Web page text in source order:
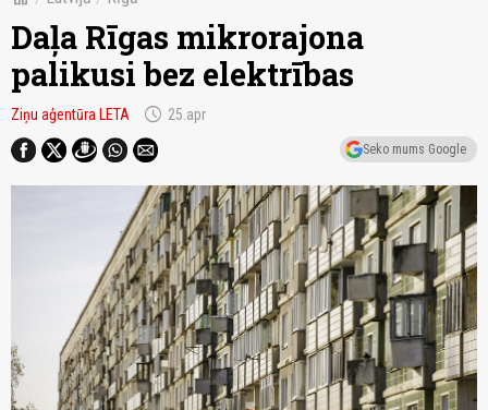
Daļa Rīgas mikrorajona
palikusi bez elektrības
Ziņu aģentūra LETA schedule 25.apr
Seko mums Google